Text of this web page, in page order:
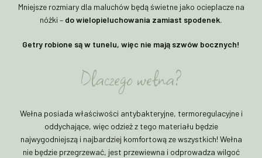
Mniejsze rozmiary dla maluchów będą świetne jako ocieplacze na
nóżki – do wielopieluchowania zamiast spodenek.
Getry robione są w tunelu, więc nie mają szwów bocznych!
Dlaczego wełna?
Wełna posiada właściwości antybakteryjne, termoregulacyjne i
oddychające, więc odzież z tego materiału będzie
najwygodniejszą i najbardziej komfortową ze wszystkich! Wełna
nie będzie przegrzewać, jest przewiewna i odprowadza wilgoć